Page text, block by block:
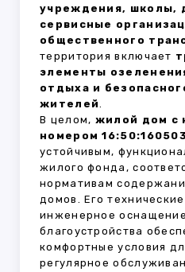
учреждения, школы,
сервисные
общественного
территория включает
элементы
отдыха и
жителей.
В целом, жилой дом с
номером
устойчивым,
жилого фонда,
нормативам
домов. Его
инженерное
благоустройства
комфортные условия
регулярное